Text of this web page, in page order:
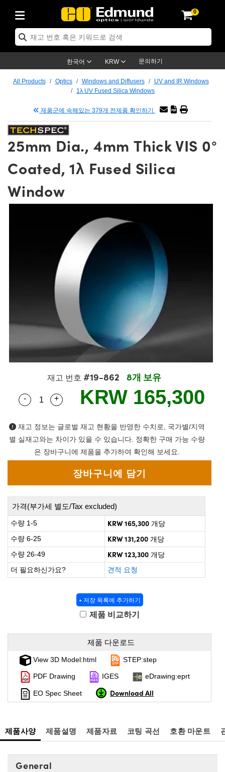
0
한국어 KRW 문의하기
Optics
Components
Sputtering) Coated Optics
Optics
Expanders
Assemblies
System
and Breadboards
and Slides
Objectives
Objectives
Stage Micrometers
and Couplers
Direct Microscopes
and Electronics
Lenses
Magnification Lenses
Objectives
Cameras
Cameras
Cameras
Labs Cameras™
and Optomechanics
Cameras
이트 & 조명
Accessories
Targets
Targets
Level Test Targets
& Detection
Solutions
& Production
Handling Tools
Products
Accessories
By Application
Imaging
Imaging
Tomography
By Brand
Development Systems
Components
Gratings™
(UFI)
Products
신제품
Lenses
Products
Lenses
and Detection
and Production
Products
Lenses
and Detection
and Production
All Products Optics Windows and Diffusers
UV and IR Windows
1λ UV Fused Silica Windows
제품군에 속해있는 379개 전제품 확인하기
25mm Dia., 4mm Thick VIS 0°
Coated, 1λ Fused Silica
Window
재고 번호 #19-862 8개 보유
Quantity Selector
- Use the plus and minus buttons to adjust the
+ KRW 165,300
재고 정보는 글로벌 재고 현황을 반영한 수치로, 국가별/지역
별 실재고와는 차이가 있을 수 있습니다. 정확한 구매 가능 수량
은 장바구니에 제품을 추가하여 확인해 보세요.
가격(부가세 별도/Tax excluded)
수량 1-5 KRW 165,300 개당
수량 6-25
KRW 131,200 개당
수량 26-49
KRW 123,300 개당
더 필요하신가요?
견적 요청
+ 저장 목록에 추가하기
제품 비교하기
제품 다운로드
View 3D Model:html STEP:step
PDF Drawing IGES eDrawing:eprt
EO Spec Sheet Download All
제품사양 제품설명 제품자료 코팅 곡선 호환 마운트
General